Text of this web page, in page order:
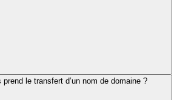
le transfert d’un nom de domaine ?